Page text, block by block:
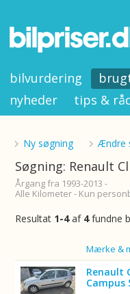
bilvurdering
nyheder
tips &
Ny søgning Ændre
Søgning: Renault
Årgang fra 1993-2013 -
Alle Kilometer - Kun
Resultat 1-4af 4fundne
Mærke &
Renault
Campus